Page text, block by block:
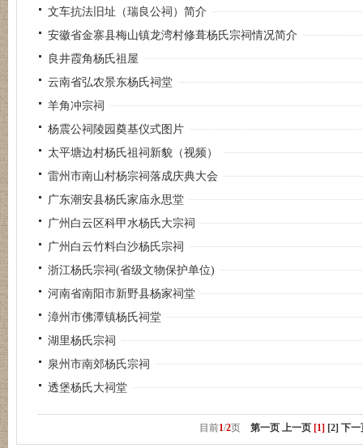
文车抗法旧址（瑞良公祠）简介
安徽省金寨县梅山镇龙湾村修葺杨氏宗祠情况简介
良井霞角杨氏祖屋
云南省弘农景东杨氏祠堂
羊角冲宗祠
杨震公祠陵园奠基仪式图片
太平塘边村杨氏祖祠新貌（视频）
雷州市南山村杨宗祠落成庆典大会
广东潮安县杨氏家庙永思堂
广州白云区科甲水杨氏大宗祠
广州白云竹料白沙杨氏宗祠
浙江杨氏宗祠(省级文物保护单位)
河南省南阳市新野县杨家祠堂
漳州市佛潭镇杨氏祠堂
湖里杨氏宗祠
泉州市南郊杨氏宗祠
透堡杨氏大祠堂
目前1/2页 第一页 上一页 [1] [2] 下一